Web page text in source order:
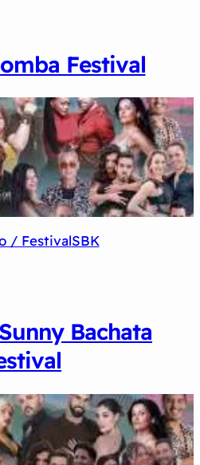
Festival
/ FestivalSBK
Bachata